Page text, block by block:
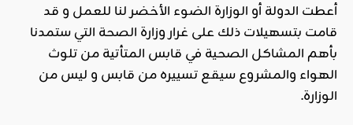
أعطت الدولة أو الوزارة الضوء الأخضر لنا للعمل و قد
قامت بتسهيلات ذلك على غرار وزارة الصحة التي ستمدنا
بأهم المشاكل الصحية في قابس المتأتية من تلوث
الهواء والمشروع سيقع تسييره من قابس و ليس من
الوزارة.